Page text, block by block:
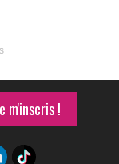
m'inscris !